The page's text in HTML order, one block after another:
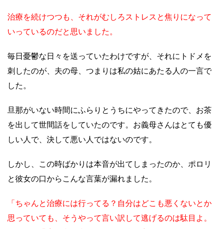
治療を続けつつも、それがむしろストレスと焦りになって
いっているのだと思いました。
毎日憂鬱な日々を送っていたわけですが、それにトドメを
刺したのが、夫の母、つまりは私の姑にあたる人の一言で
した。
旦那がいない時間にふらりとうちにやってきたので、お茶
を出して世間話をしていたのです。お義母さんはとても優
しい人で、決して悪い人ではないのです。
しかし、この時ばかりは本音が出てしまったのか、ポロリ
と彼女の口からこんな言葉が漏れました。
「ちゃんと治療には行ってる？自分はどこも悪くないとか
思っていても、そうやって言い訳して逃げるのは駄目よ。